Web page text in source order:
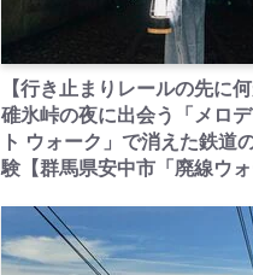
【行き止まりレールの先に何
碓氷峠の夜に出会う「メロ
ト ウォーク」で消えた鉄道
験【群馬県安中市「廃線ウォ